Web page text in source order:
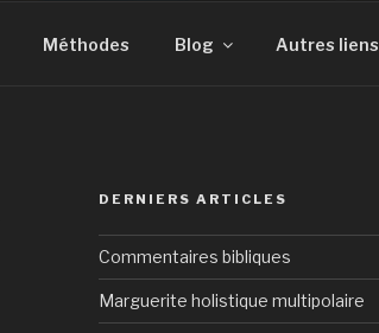
Méthodes Blog Autres liens
DERNIERS ARTICLES
Commentaires bibliques
Marguerite holistique multipolaire